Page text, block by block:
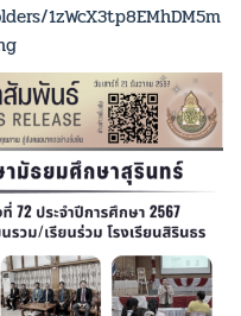
1zWcX3tp8EMhDM5m